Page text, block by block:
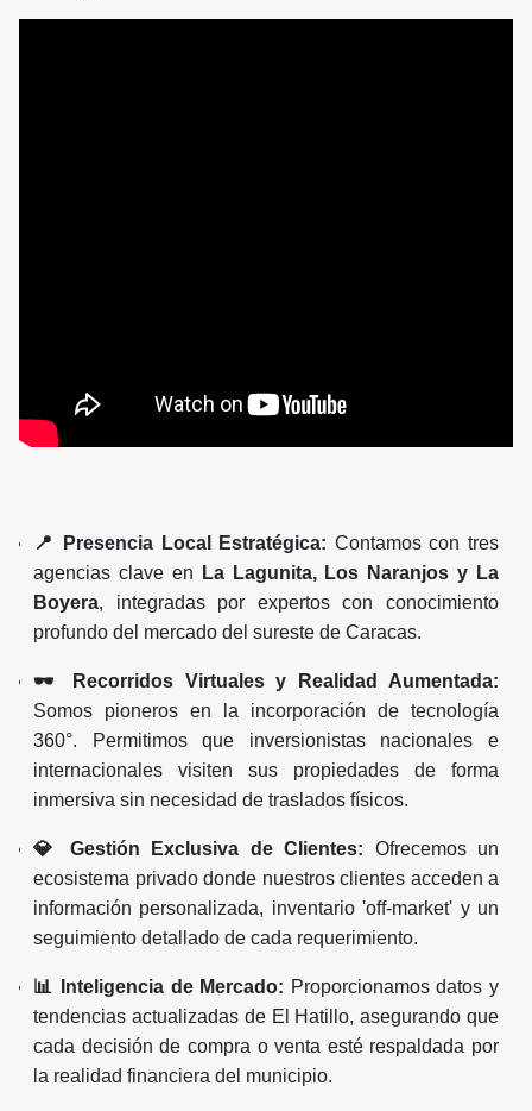
📍 Presencia Local Estratégica: Contamos con tres
agencias clave en
La Lagunita, Los Naranjos y La
Boyera, integradas por expertos con conocimiento
profundo del mercado del sureste de Caracas.
🕶️ Recorridos Virtuales y Realidad Aumentada:
Somos pioneros en la incorporación de tecnología
360°. Permitimos que inversionistas nacionales e
internacionales visiten sus propiedades de forma
inmersiva sin necesidad de traslados físicos.
💎 Gestión Exclusiva de Clientes: Ofrecemos un
ecosistema privado donde nuestros clientes acceden a
información personalizada, inventario 'off-market' y un
seguimiento detallado de cada requerimiento.
📊 Inteligencia de Mercado: Proporcionamos datos y
tendencias actualizadas de El Hatillo, asegurando que
cada decisión de compra o venta esté respaldada por
la realidad financiera del municipio.